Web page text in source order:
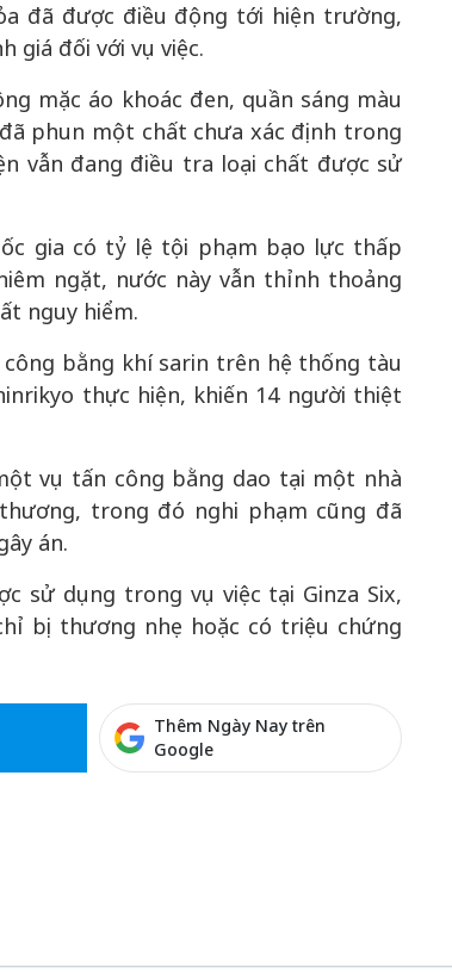
đã được điều động tới hiện trường,
giá đối với vụ việc.
mặc áo khoác đen, quần sáng màu
phun một chất chưa xác định trong
vẫn đang điều tra loại chất được sử
gia có tỷ lệ tội phạm bạo lực thấp
ngặt, nước này vẫn thỉnh thoảng
nguy hiểm.
bằng khí sarin trên hệ thống tàu
thực hiện, khiến 14 người thiệt
vụ tấn công bằng dao tại một nhà
trong đó nghi phạm cũng đã
án.
sử dụng trong vụ việc tại Ginza Six,
bị thương nhẹ hoặc có triệu chứng
Thêm Ngày Nay trên
Google